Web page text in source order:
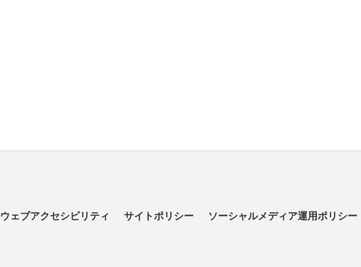
ウェブアクセシビリティ サイトポリシー ソーシャルメディア運用ポリシー